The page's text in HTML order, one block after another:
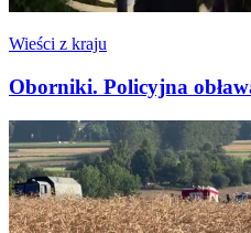
Wieści z kraju
Oborniki. Policyjna